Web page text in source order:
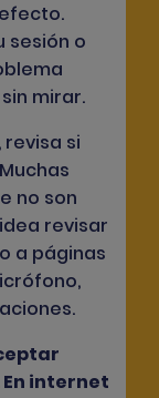
sesión o
mirar.
si
no son
revisar
a páginas
internet